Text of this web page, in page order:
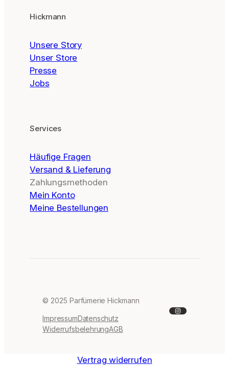
Hickmann
Unsere Story
Unser Store
Presse
Jobs
Services
Häufige Fragen
Versand & Lieferung
Zahlungsmethoden
Mein Konto
Meine Bestellungen
© 2025 Parfümerie Hickmann
ImpressumDatenschutz
WiderrufsbelehrungAGB
Instagram
Vertrag widerrufen